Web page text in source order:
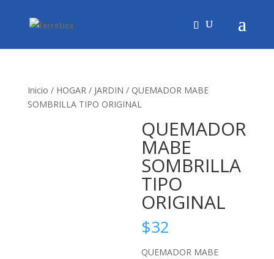
Inicio / HOGAR/ JARDIN / QUEMADOR MABE
SOMBRILLA TIPO ORIGINAL
QUEMADOR
MABE
SOMBRILLA
TIPO
ORIGINAL
$32
QUEMADOR MABE